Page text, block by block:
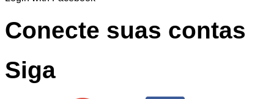
Conecte suas contas
Siga